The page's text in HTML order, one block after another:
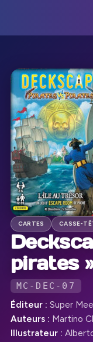
CARTES CASSE-
pirates
MC-DEC-07
Éditeur : Super
Auteurs : Martino
Illustrateur :